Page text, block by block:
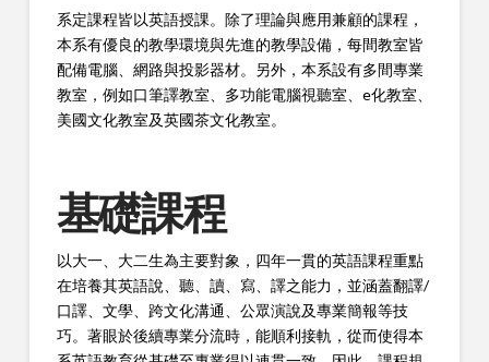
系定課程皆以英語授課。除了理論與應用兼顧的課程，
本系有優良的教學環境與先進的教學設備，每間教室皆
配備電腦、網路與投影器材。另外，本系設有多間專業
教室，例如口筆譯教室、多功能電腦視聽室、e化教室、
美國文化教室及英國茶文化教室。
基礎課程
以大一、大二生為主要對象，四年一貫的英語課程重點
在培養其英語說、聽、讀、寫、譯之能力，並涵蓋翻譯/
口譯、文學、跨文化溝通、公眾演說及專業簡報等技
巧。著眼於後續專業分流時，能順利接軌，從而使得本